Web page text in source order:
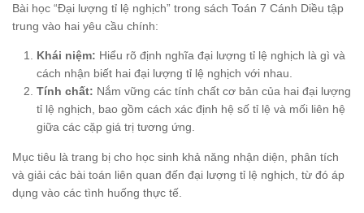
Bài học “Đại lượng tỉ lệ nghịch” trong sách Toán 7 Cánh Diều tập
trung vào hai yêu cầu chính:
Khái niệm: Hiểu rõ định nghĩa đại lượng tỉ lệ nghịch là gì và
cách nhận biết hai đại lượng tỉ lệ nghịch với nhau.
Tính chất: Nắm vững các tính chất cơ bản của hai đại lượng
tỉ lệ nghịch, bao gồm cách xác định hệ số tỉ lệ và mối liên hệ
giữa các cặp giá trị tương ứng.
Mục tiêu là trang bị cho học sinh khả năng nhận diện, phân tích
và giải các bài toán liên quan đến đại lượng tỉ lệ nghịch, từ đó áp
dụng vào các tình huống thực tế.